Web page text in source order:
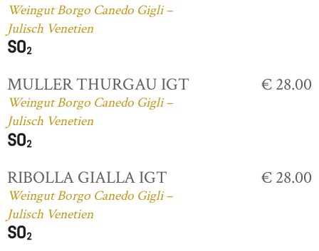
Weingut Borgo Canedo Gigli –
Julisch Venetien
MULLER THURGAU IGT
Weingut Borgo Canedo Gigli –
Julisch Venetien
€ 28.00
RIBOLLA GIALLA IGT
Weingut Borgo Canedo Gigli –
Julisch Venetien
€ 28.00